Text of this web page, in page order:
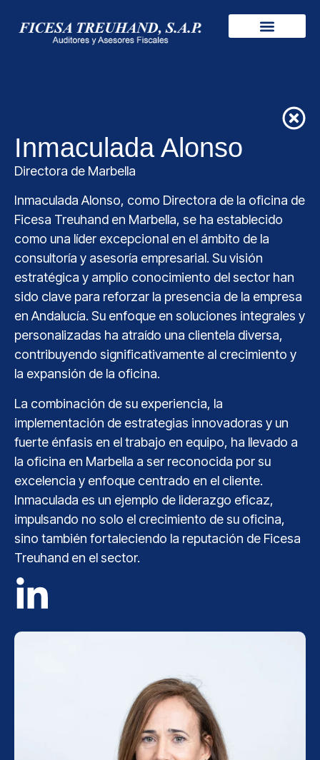
Inmaculada Alonso
Directora de Marbella
Inmaculada Alonso, como Directora de la oficina de
Ficesa Treuhand en Marbella, se ha establecido
como una líder excepcional en el ámbito de la
consultoría y asesoría empresarial. Su visión
estratégica y amplio conocimiento del sector han
sido clave para reforzar la presencia de la empresa
en Andalucía. Su enfoque en soluciones integrales y
personalizadas ha atraído una clientela diversa,
contribuyendo significativamente al crecimiento y
la expansión de la oficina.
La combinación de su experiencia, la
implementación de estrategias innovadoras y un
fuerte énfasis en el trabajo en equipo, ha llevado a
la oficina en Marbella a ser reconocida por su
excelencia y enfoque centrado en el cliente.
Inmaculada es un ejemplo de liderazgo eficaz,
impulsando no solo el crecimiento de su oficina,
sino también fortaleciendo la reputación de Ficesa
Treuhand en el sector.